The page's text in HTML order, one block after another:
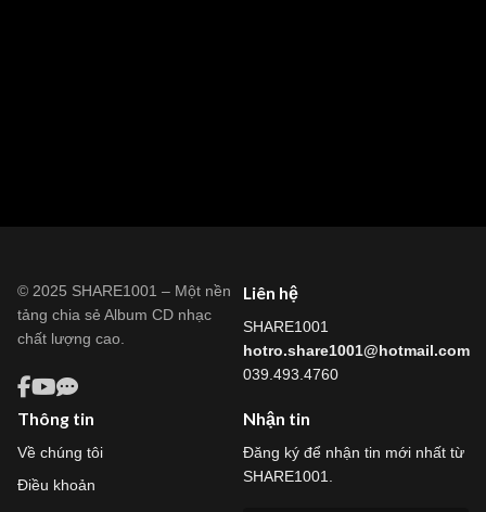
© 2025 SHARE1001 – Một nền
tảng chia sẻ Album CD nhạc
chất lượng cao.
Liên hệ
SHARE1001
hotro.share1001@hotmail.com
039.493.4760
Thông tin
Về chúng tôi
Điều khoản
Nhận tin
Đăng ký để nhận tin mới nhất từ
SHARE1001.